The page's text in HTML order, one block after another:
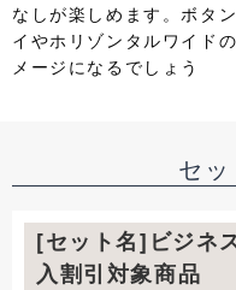
なしが楽しめます。ボタ
イやホリゾンタルワイド
メージになるでしょう
セ
[セット名]ビジネ
入割引対象商品